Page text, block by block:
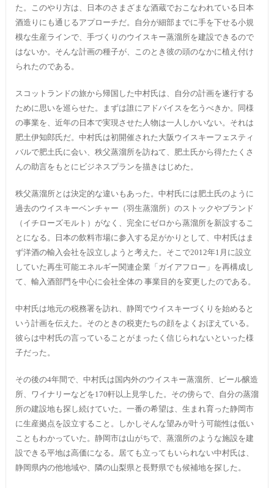
た。このやり方は、日本のさまざまな酒蔵でおこなわれている日本
酒造りにも通じるアプローチだ。自分が細部までに手を下せる小規
模な生産ラインで、手づくりのウイスキー蒸溜所を建設できるので
はないか。そんな計画の種子が、このとき彼の頭のなかに植え付け
られたのである。
スコットランドの旅から帰国した中村氏は、自分の計画を遂行する
ために思いを巡らせた。まずは誰にアドバイスを乞うべきか。同様
の事業を、近年の日本で実現させた人物は一人しかいない。それは
肥土伊知郎氏だ。中村氏は初開催された大阪ウイスキーフェスティ
バルで肥土氏に会い、秩父蒸溜所を訪ねて、肥土氏から得たたくさ
んの助言をもとにビジネスプランを描きはじめた。
秩父蒸溜所とは決定的な違いもあった。中村氏には肥土氏のように
過去のウイスキーベンチャー（羽生蒸溜所）のストックやブランド
（イチローズモルト）がなく、完全にゼロから蒸溜所を新設するこ
とになる。日本の飲料市場に参入する足がかりとして、中村氏はま
ず洋酒の輸入会社を設立しようと考えた。そこで2012年1月に設立
していた再生可能エネルギー関連企業「ガイアフロー」を再構成し
て、輸入酒部門を中心に会社全体の 事業目的を変更したのである。
中村氏は地元の税務署を訪れ、静岡でウイスキーづくりを始めると
いう計画を伝えた。そのときの税吏たちの顔をよくおぼえている。
彼らは中村氏の言っていることがまったく信じられないといった様
子だった。
その後の4年間で、中村氏は国内外のウイスキー蒸溜所、ビール醸造
所、ワイナリーなどを170軒以上見学した。その傍らで、自分の蒸溜
所の建設地も探し続けていた。一番の希望は、生まれ育った静岡市
に生産拠点を設立すること。しかしそんな望みが叶う可能性は低い
こともわかっていた。静岡市は山がちで、蒸溜所のような施設を建
設できる平地は高価になる。居ても立ってもいられない中村氏は、
静岡県内の他地域や、隣の山梨県と長野県でも候補地を探した。